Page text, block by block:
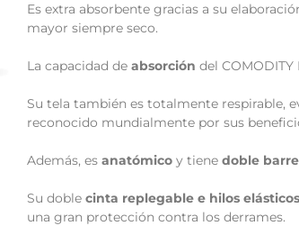
Es extra absorbente gracias a su
mayor siempre seco.
La capacidad deabsorción del COMODITY
Su tela también es totalmente respirable,
reconocido mundialmente por sus
Además, esanatómico y tienedoble
Su doblecinta replegable e hilos
una gran protección contra los derrames.